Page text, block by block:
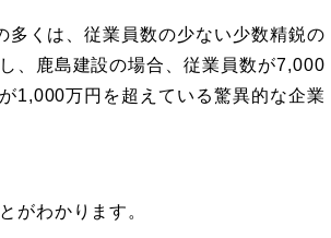
くは、従業員数の少ない少数精鋭の
、鹿島建設の場合、従業員数が7,000
1,000万円を超えている驚異的な企業
がわかります。